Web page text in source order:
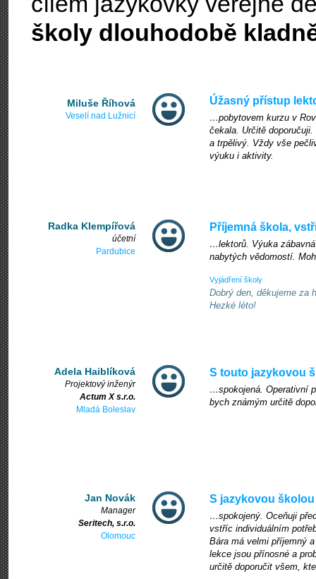
školy dlouhodobě
Miluše Říhová
Veselí nad Lužnicí
Úžasný přístup
…pobytovem kurzu v
čekala. Určitě
a trpělivý. Vždy vše
výuku i aktivity.
Radka Klempířová
účetní
Pardubice
Příjemná škola,
…lektorů. Výuka
nabytých vědomostí.
Vyjádření školy
Dobrý den, děkujeme za
Hezké léto!
Adela Haiblíková
Projektový inženýr
Actum X s.r.o.
Mladá Boleslav
S touto jazykovou
…spokojená. Operativní
bych známým určitě
Jan Novák
Manager
Seritech, s.r.o.
Olomouc
S jazykovou
…spokojený. Oceňuji
vstříc individuálním
Bára má velmi příjemný
lekce jsou přínosné a
určitě doporučit všem,